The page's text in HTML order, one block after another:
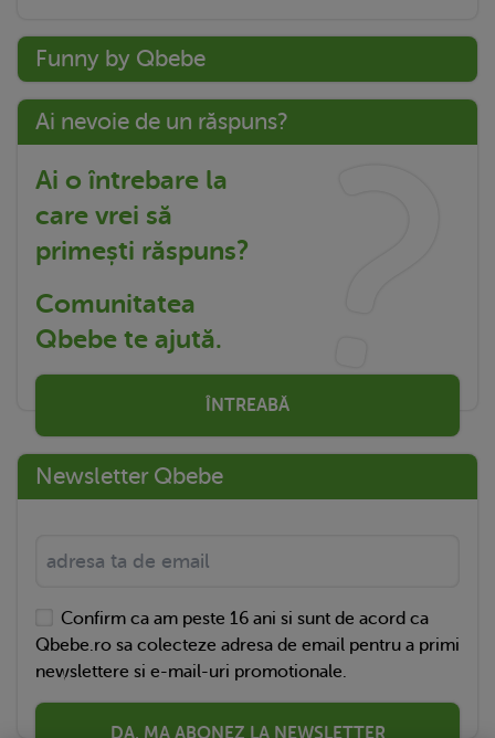
Funny by Qbebe
Ai nevoie de un răspuns?
Ai o întrebare la
care vrei să
primești răspuns?
Comunitatea
Qbebe te ajută.
ÎNTREABĂ
Newsletter Qbebe
Confirm ca am peste 16 ani si sunt de acord ca
Qbebe.ro sa colecteze adresa de email pentru a primi
newslettere si e-mail-uri promotionale.